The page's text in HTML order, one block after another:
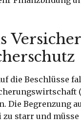
die Beschlüsse
Die Begrenzung
zu starr und